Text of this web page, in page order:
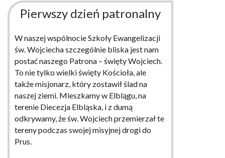
Pierwszy dzień patronalny
W naszej wspólnocie Szkoły Ewangelizacji
św. Wojciecha szczególnie bliska jest nam
postać naszego Patrona – święty Wojciech.
To nie tylko wielki święty Kościoła, ale
także misjonarz, który zostawił ślad na
naszej ziemi. Mieszkamy w Elblągu, na
terenie Diecezja Elbląska, i z dumą
odkrywamy, że św. Wojciech przemierzał te
tereny podczas swojej misyjnej drogi do
Prus.